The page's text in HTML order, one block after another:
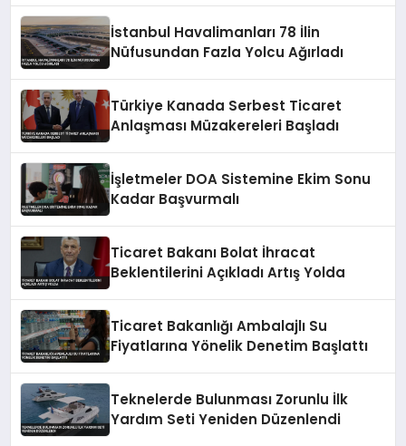
İstanbul Havalimanları 78 İlin
Nüfusundan Fazla Yolcu Ağırladı
Türkiye Kanada Serbest Ticaret
Anlaşması Müzakereleri Başladı
İşletmeler DOA Sistemine Ekim Sonu
Kadar Başvurmalı
Ticaret Bakanı Bolat İhracat
Beklentilerini Açıkladı Artış Yolda
Ticaret Bakanlığı Ambalajlı Su
Fiyatlarına Yönelik Denetim Başlattı
Teknelerde Bulunması Zorunlu İlk
Yardım Seti Yeniden Düzenlendi